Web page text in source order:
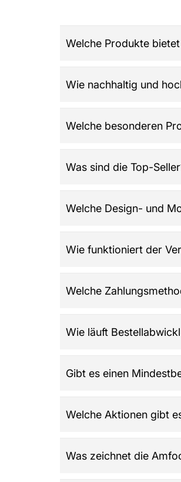
Welche Produkte
Damen, Herren und
Wie nachhaltig und
wird und die Werte der
Welche besonderen
Wissen testen möchten.
Was sind die Top-
Grillschürzen, Fußmatten,
Welche Design- und
Fantasy-Designs, Motive
Wie funktioniert der
DPD, GLS, Deutsche
Welche
Zahlungsinformationen
Wie läuft
Gibt es einen
Welche Aktionen gibt
ohne Mindestbestellwert.​
Was zeichnet die